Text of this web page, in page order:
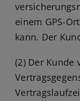
einem GPS-
kann. Der
(2) Der Kunde